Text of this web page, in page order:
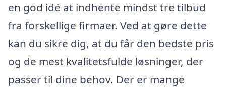
en god idé at indhente mindst tre tilbud
fra forskellige firmaer. Ved at gøre dette
kan du sikre dig, at du får den bedste pris
og de mest kvalitetsfulde løsninger, der
passer til dine behov. Der er mange